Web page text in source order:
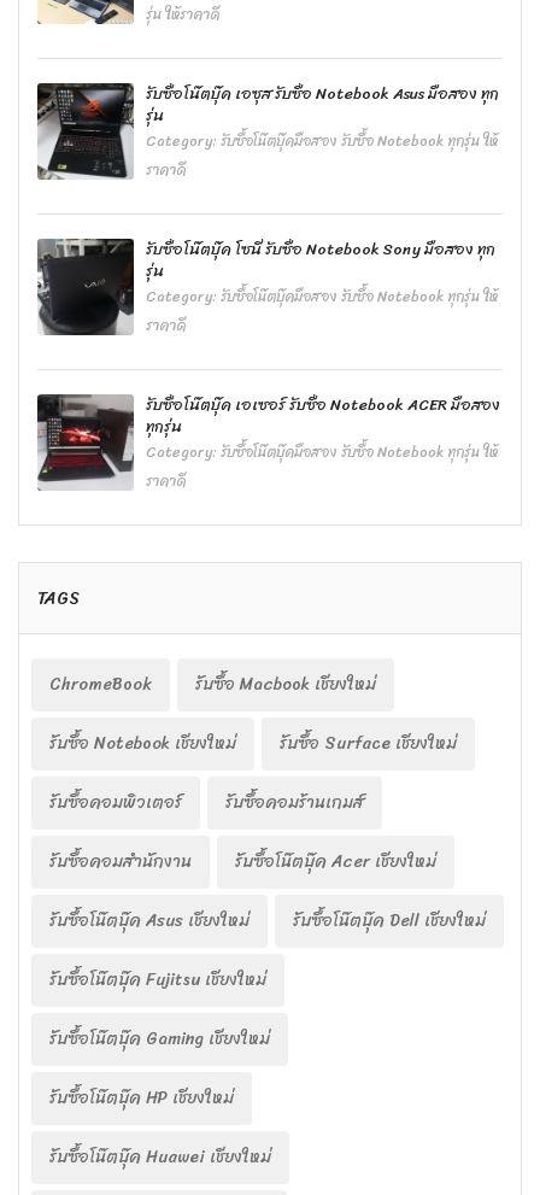
รุ่น ให้ราคาดี
รับซื้อโน๊ตบุ๊ค เอซุส รับซื้อ Notebook Asus มือสอง ทุก
รุ่น
Category:รับซื้อโน๊ตบุ๊คมือสอง รับซื้อ Notebook ทุกรุ่น ให้
ราคาดี
รับซื้อโน๊ตบุ๊ค โซนี่ รับซื้อ Notebook Sony มือสอง ทุก
รุ่น
Category:รับซื้อโน๊ตบุ๊คมือสอง รับซื้อ Notebook ทุกรุ่น ให้
ราคาดี
รับซื้อโน๊ตบุ๊ค เอเซอร์ รับซื้อ Notebook ACER มือสอง
ทุกรุ่น
Category:รับซื้อโน๊ตบุ๊คมือสอง รับซื้อ Notebook ทุกรุ่น ให้
ราคาดี
TAGS
ChromeBook
รับซื้อ Macbook เชียงใหม่
รับซื้อ Notebook เชียงใหม่
รับซื้อ Surface เชียงใหม่
รับซื้อคอมพิวเตอร์
รับซื้อคอมร้านเกมส์
รับซื้อคอมสำนักงาน
รับซื้อโน๊ตบุ๊ค Acer เชียงใหม่
รับซื้อโน๊ตบุ๊ค Asus เชียงใหม่
รับซื้อโน๊ตบุ๊ค Dell เชียงใหม่
รับซื้อโน๊ตบุ๊ค Fujitsu เชียงใหม่
รับซื้อโน๊ตบุ๊ค Gaming เชียงใหม่
รับซื้อโน๊ตบุ๊ค HP เชียงใหม่
รับซื้อโน๊ตบุ๊ค Huawei เชียงใหม่